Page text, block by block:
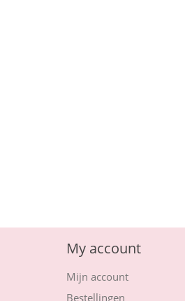
My account
Mijn account
Bestellingen